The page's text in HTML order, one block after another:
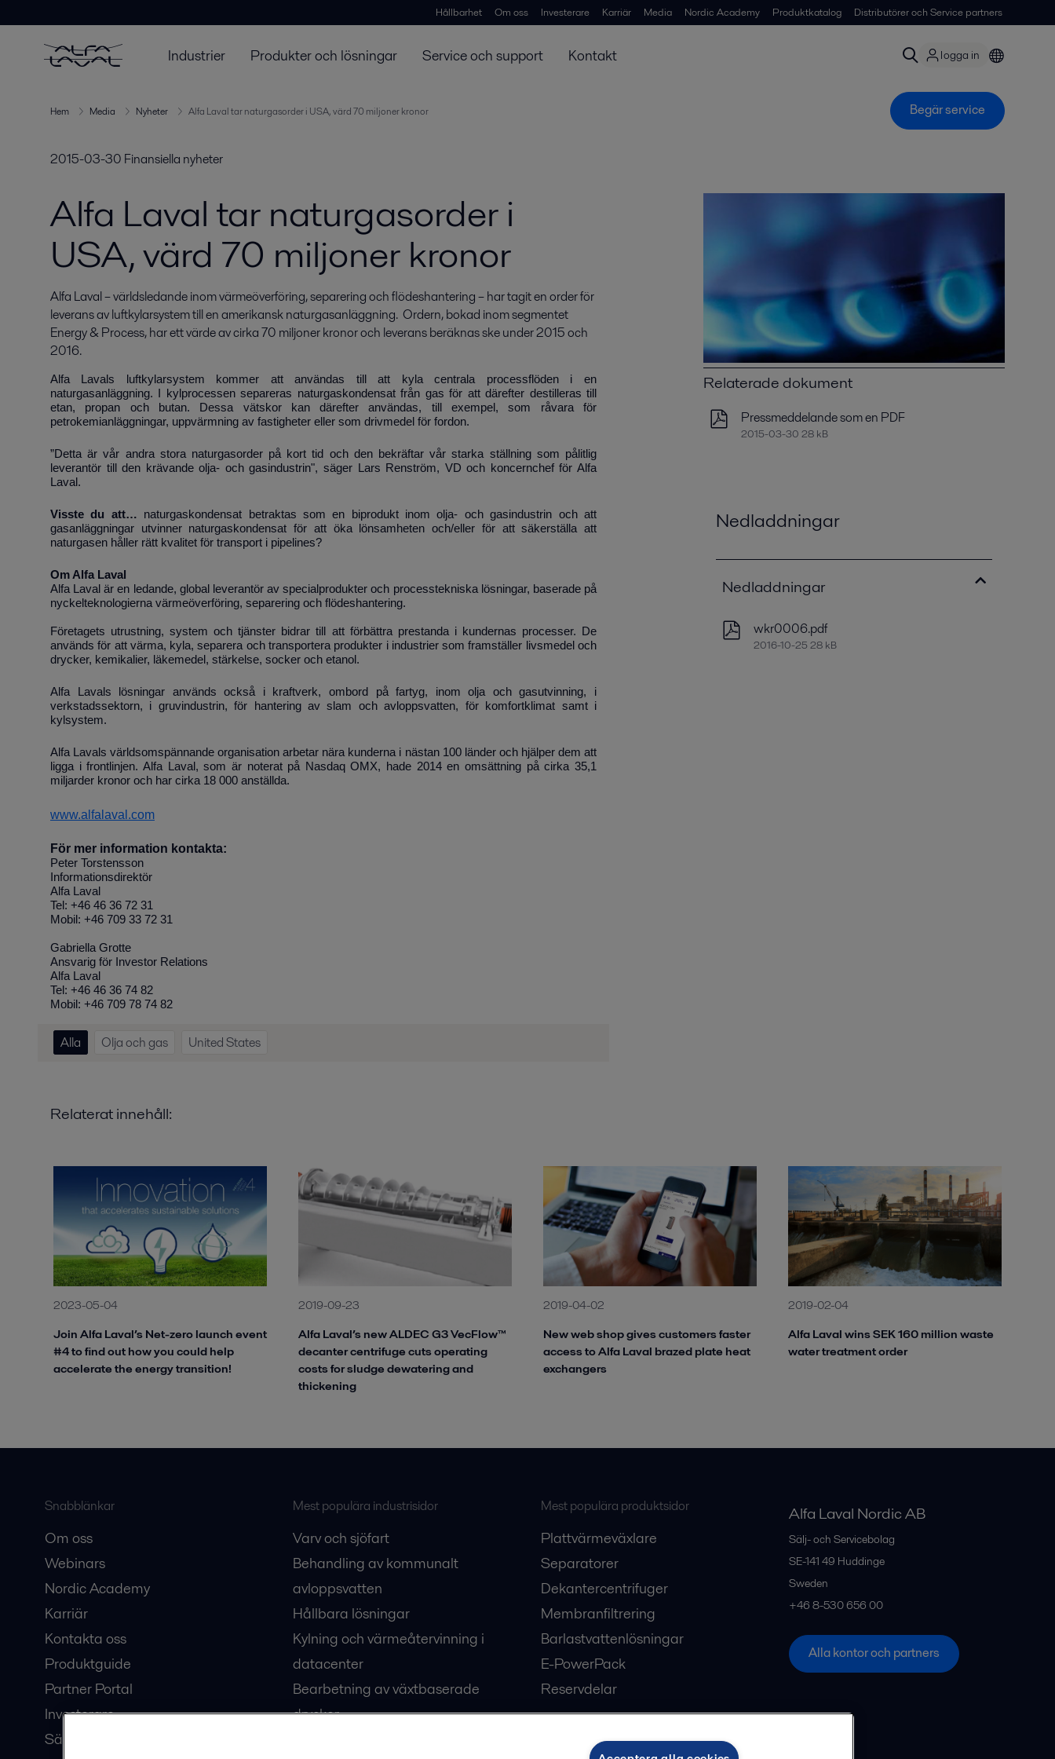
Hållbarhet Om oss Investerare Karriär Media Nordic Academy Produktkatalog Distributörer och Service partners
Industrier Produkter och lösningar Service och support Kontakt logga in
Hem Media Nyheter Alfa Laval tar naturgasorder i USA, värd 70 miljoner kronor Begär service
2015-03-30 Finansiella nyheter
Alfa Laval tar naturgasorder i
USA, värd 70 miljoner kronor
Alfa Laval – världsledande inom värmeöverföring, separering och flödeshantering – har tagit en order för
leverans av luftkylarsystem till en amerikansk naturgasanläggning.  Ordern, bokad inom segmentet
Energy & Process, har ett värde av cirka 70 miljoner kronor och leverans beräknas ske under 2015 och
2016.
Alfa Lavals luftkylarsystem kommer att användas till att kyla centrala processflöden i en
naturgasanläggning. I kylprocessen separeras naturgaskondensat från gas för att därefter destilleras till
etan, propan och butan. Dessa vätskor kan därefter användas, till exempel, som råvara för
petrokemianläggningar, uppvärmning av fastigheter eller som drivmedel för fordon.
”Detta är vår andra stora naturgasorder på kort tid och den bekräftar vår starka ställning som pålitlig
leverantör till den krävande olja- och gasindustrin", säger Lars Renström, VD och koncernchef för Alfa
Laval.
Visste du att… naturgaskondensat betraktas som en biprodukt inom olja- och gasindustrin och att
gasanläggningar utvinner naturgaskondensat för att öka lönsamheten och/eller för att säkerställa att
naturgasen håller rätt kvalitet för transport i pipelines?
Om Alfa Laval
Alfa Laval är en ledande, global leverantör av specialprodukter och processtekniska lösningar, baserade på
nyckelteknologierna värmeöverföring, separering och flödeshantering.
Företagets utrustning, system och tjänster bidrar till att förbättra prestanda i kundernas processer. De
används för att värma, kyla, separera och transportera produkter i industrier som framställer livsmedel och
drycker, kemikalier, läkemedel, stärkelse, socker och etanol.
Alfa Lavals lösningar används också i kraftverk, ombord på fartyg, inom olja och gasutvinning, i
verkstadssektorn, i gruvindustrin, för hantering av slam och avloppsvatten, för komfortklimat samt i
kylsystem.
Alfa Lavals världsomspännande organisation arbetar nära kunderna i nästan 100 länder och hjälper dem att
ligga i frontlinjen. Alfa Laval, som är noterat på Nasdaq OMX, hade 2014 en omsättning på cirka 35,1
miljarder kronor och har cirka 18 000 anställda.
www.alfalaval.com
För mer information kontakta:
Peter Torstensson
Informationsdirektör
Alfa Laval
Tel: +46 46 36 72 31
Mobil: +46 709 33 72 31
Gabriella Grotte
Ansvarig för Investor Relations
Alfa Laval
Tel: +46 46 36 74 82
Mobil: +46 709 78 74 82
Alla Olja och gas United States
Relaterade dokument
Pressmeddelande som en PDF
2015-03-30 28 kB
Nedladdningar
Nedladdningar
wkr0006.pdf
2016-10-25 28 kB
Relaterat innehåll:
2023-05-04
Join Alfa Laval’s Net-zero launch event
#4 to find out how you could help
accelerate the energy transition!
2019-09-23
Alfa Laval’s new ALDEC G3 VecFlow™
decanter centrifuge cuts operating
costs for sludge dewatering and
thickening
2019-04-02
New web shop gives customers faster
access to Alfa Laval brazed plate heat
exchangers
2019-02-04
Alfa Laval wins SEK 160 million waste
water treatment order
Snabblänkar
Om oss
Webinars
Nordic Academy
Karriär
Kontakta oss
Produktguide
Partner Portal
Investerare
Säkerhetsdatablad
Mest populära industrisidor
Varv och sjöfart
Behandling av kommunalt
avloppsvatten
Hållbara lösningar
Kylning och värmeåtervinning i
datacenter
Bearbetning av växtbaserade
drycker
Mest populära produktsidor
Plattvärmeväxlare
Separatorer
Dekantercentrifuger
Membranfiltrering
Barlastvattenlösningar
E-PowerPack
Reservdelar
Alfa Laval Nordic AB
Sälj- och Servicebolag
SE-141 49 Huddinge
Sweden
+46 8-530 656 00
Alla kontor och partners